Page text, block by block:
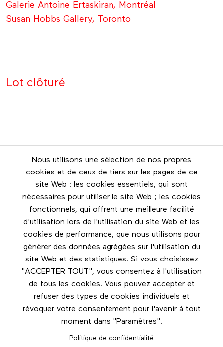
Galerie Antoine Ertaskiran, Montréal
Susan Hobbs Gallery, Toronto
Lot clôturé
Nous utilisons une sélection de nos propres
cookies et de ceux de tiers sur les pages de ce
site Web : les cookies essentiels, qui sont
nécessaires pour utiliser le site Web ; les cookies
fonctionnels, qui offrent une meilleure facilité
d'utilisation lors de l'utilisation du site Web et les
cookies de performance, que nous utilisons pour
générer des données agrégées sur l'utilisation du
site Web et des statistiques. Si vous choisissez
"ACCEPTER TOUT", vous consentez à l'utilisation
de tous les cookies. Vous pouvez accepter et
refuser des types de cookies individuels et
révoquer votre consentement pour l'avenir à tout
moment dans "Paramètres".
Politique de confidentialité
Infolettre
Restez en contact grâce à l'infolettre
Footer menu
Les éditions Esse
Instagram
Facebook
Nous contacter